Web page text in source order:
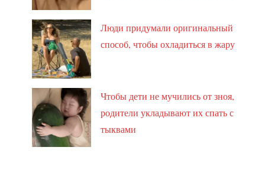
Люди придумали оригинальный
способ, чтобы охладиться в жару
Чтобы дети не мучились от зноя,
родители укладывают их спать с
тыквами